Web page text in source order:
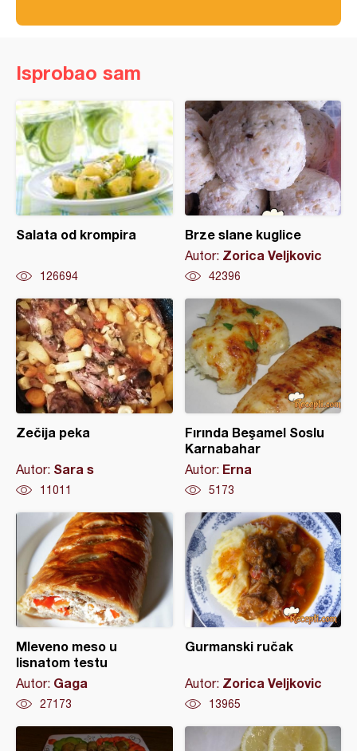
Isprobao sam
Salata od krompira
126694
Brze slane kuglice
Autor: Zorica Veljkovic
42396
Zečija peka
Autor: Sara s
11011
Fırında Beşamel Soslu
Karnabahar
Autor: Erna
5173
Mleveno meso u
lisnatom testu
Autor: Gaga
27173
Gurmanski ručak
Autor: Zorica Veljkovic
13965